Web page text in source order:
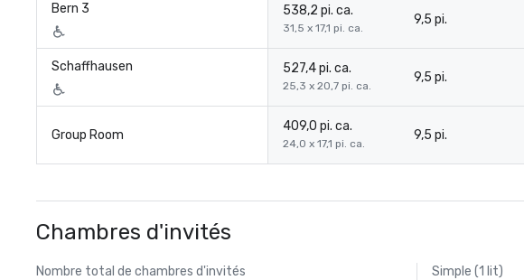
Bern 3 538,2 pi. ca.
31,5 x 17,1 pi. ca.
9,5 pi.
Schaffhausen 527,4 pi. ca.
25,3 x 20,7 pi. ca.
9,5 pi.
Group Room
409,0 pi. ca.
24,0 x 17,1 pi. ca.
9,5 pi.
Chambres d'invités
Nombre total de chambres d'invités Simple (1 lit)